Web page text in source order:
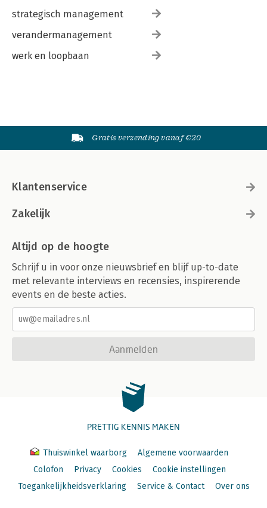
strategisch management
verandermanagement
werk en loopbaan
Gratis verzending vanaf €20
Klantenservice
Zakelijk
Altijd op de hoogte
Schrijf u in voor onze nieuwsbrief en blijf up-to-date
met relevante interviews en recensies, inspirerende
events en de beste acties.
Aanmelden
PRETTIG KENNIS MAKEN
Thuiswinkel waarborg
Algemene voorwaarden
Colofon
Privacy Cookies
Cookie instellingen
Toegankelijkheidsverklaring
Service & Contact Over ons